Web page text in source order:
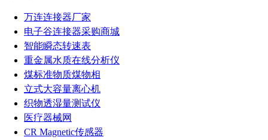
万连连接器厂家
电子谷连接器采购商城
智能瞬态转速表
重金属水质在线分析仪
煤标准物质煤物相
立式大容量离心机
织物透湿量测试仪
医疗器械网
CR Magnetic传感器